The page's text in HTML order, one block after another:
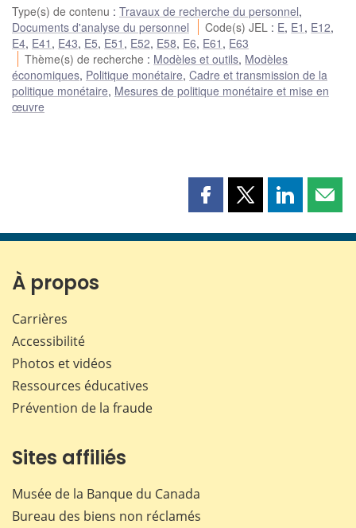
Type(s) de contenu : Travaux de recherche du personnel,
Documents d'analyse du personnel
Code(s) JEL : E, E1 , E12,
E4, E41 , E43, E5, E51 , E52, E58, E6, E61 , E63
Thème(s) de recherche : Modèles et outils, Modèles
économiques, Politique monétaire, Cadre et transmission de la
politique monétaire, Mesures de politique monétaire et mise en
œuvre
Partager
page
Partager
page
Partager
page page
À propos
Carrières
Accessibilité
Photos et vidéos
Ressources éducatives
Prévention de la fraude
Sites affiliés
Musée de la Banque du Canada
Bureau des biens non réclamés